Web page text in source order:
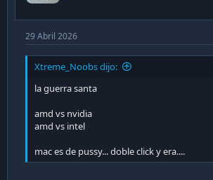
29 Abril 2026
Xtreme_Noobs dijo:
la guerra santa
amd vs nvidia
amd vs intel
mac es de pussy... doble click y era....